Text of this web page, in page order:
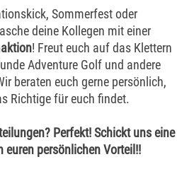
Sommerfest oder
deine Kollegen mit einer
! Freut euch auf das Klettern
Adventure Golf und andere
beraten euch gerne persönlich,
Richtige für euch findet.
Perfekt! Schickt uns eine
euren persönlichen Vorteil!!